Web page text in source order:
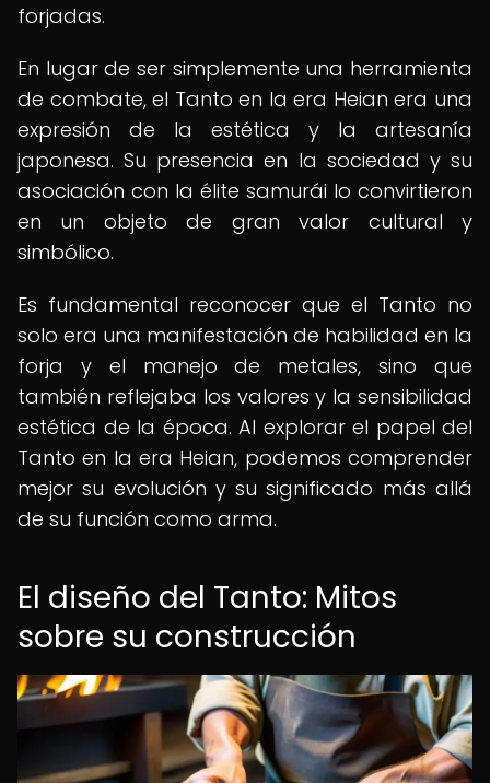
forjadas.
En lugar de ser simplemente una herramienta
de combate, el Tanto en la era Heian era una
expresión de la estética y la artesanía
japonesa. Su presencia en la sociedad y su
asociación con la élite samurái lo convirtieron
en un objeto de gran valor cultural y
simbólico.
Es fundamental reconocer que el Tanto no
solo era una manifestación de habilidad en la
forja y el manejo de metales, sino que
también reflejaba los valores y la sensibilidad
estética de la época. Al explorar el papel del
Tanto en la era Heian, podemos comprender
mejor su evolución y su significado más allá
de su función como arma.
El diseño del Tanto: Mitos
sobre su construcción